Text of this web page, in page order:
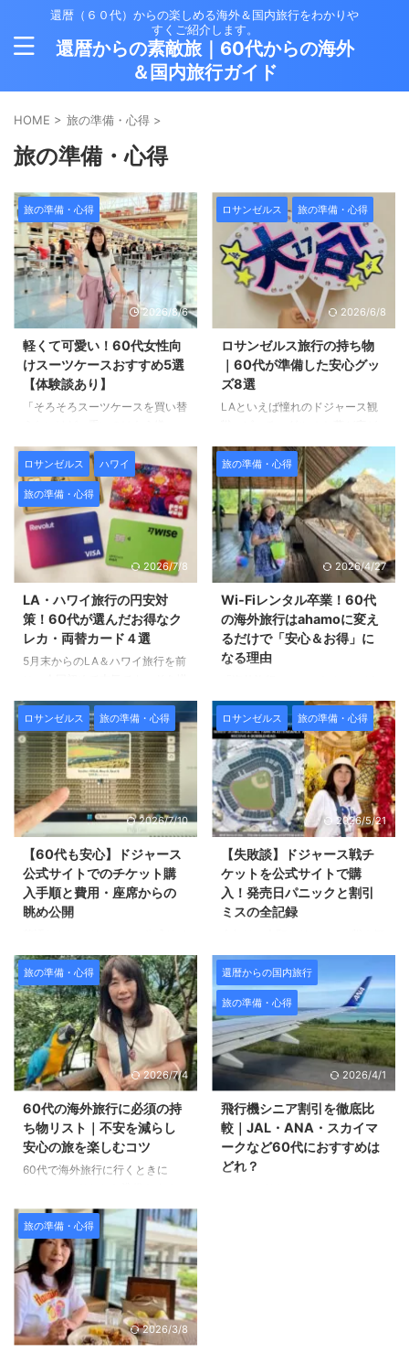
還暦（６０代）からの楽しめる海外＆国内旅行をわかりや
すくご紹介します。
還暦からの素敵旅｜60代からの海外
＆国内旅行ガイド
HOME > 旅の準備・心得 >
旅の準備・心得
旅の準備・心得
2026/8/6
軽くて可愛い！60代女性向
けスーツケースおすすめ5選
【体験談あり】
「そろそろスーツケースを買い替
「可愛くて、でもちゃんと使いや
すいものがいい」そんな声をよく
お聞きします。 旅の相棒である
スーツケースは、見た目の好みだ
けでなく軽さや収納のしやすさ、
ホテルの廊下や早朝の移動で気に
なる静音性まで、 意外とチェッ
クすべきポイントが多いもの。
この記事では、60代・70代の女
性、そしてお母様への旅行ギフト
を探している 娘さん世代にもお
すすめできる 軽くて可愛いスー
ツケースを5つ厳選してご紹介し
しやすい
静か 長く使 ...
ロサンゼルス 旅の準備・心得
2026/6/8
ロサンゼルス旅行の持ち物
｜60代が準備した安心グッ
ズ8選
LAといえば憧れのドジャース観
る一方で、60代の女性旅行者と
して治安面の不安は正直なとこ
ろ。 「夜にお腹が空いてもホテ
ルの外に出るのが怖いかも」
「ドジャーススタジアムで貴重品
どうしよう」 そんなリアルな心
配を解消しながら、安心して楽し
めるよう準備したアイテムをご紹
介します。 ハワイとのセット旅
行なので、ハワイでも使えるもの
を意識して選びました。 同じよ
うにLA＆ハワイを計画中の方に
も参考になれば嬉しいです。 ド
入場ルールに要注意！】 今回の
旅の ...
ロサンゼルス ハワイ
旅の準備・心得
2026/7/8
LA・ハワイ旅行の円安対
策！60代が選んだお得なク
レカ・両替カード４選
5月末からのLA＆ハワイ旅行を前
えました。 今は、ロサンゼルス
もハワイも円安物価高なので 抑
えるところは抑えてることで無駄
な出費を抑えることができます。
出費を抑えるのに一役買ってくれ
るのがクレジットカードやデビッ
トカード。 どう使うかによっ
て、 旅の快適さとコストが大き
く変わってきます。 「荷物宅配
費、両替手数料、移動費あちこち
で地味に出費していた」 なんて
ことにならないように LA旅行と
ハワイ旅行のために実際に準備し
「これを持っていけば快適 ...
旅の準備・心得
2026/4/27
Wi-Fiレンタル卒業！60代
の海外旅行はahamoに変え
るだけで「安心＆お得」に
なる理由
も一緒でしょ？」 ずっとそう思
っていましたが、 前回のオース
トラリア旅行でその考えがガラリ
と変わりました。 事件が起きた
のは、配車アプリ「DiDi」で移動
していた時のこと。 突然、スマ
ホの回線がプツンと切れてしまっ
たんです。 実は当時使っていた
Y!mobileの海外プランが、 いつ
の間にか期限切れに。 慌てて再
度申し込みをしようとしました
が、 肝心のネットが繋がらない
ので、もうお手上げ。 「目的地
どこを走っているのかもわからな
い！」 タクシーの中 ...
ロサンゼルス 旅の準備・心得
2026/7/10
【60代も安心】ドジャース
公式サイトでのチケット購
入手順と費用・座席からの
眺め公開
ト。 しかもドル表示、税別、キ
ャンセル不可・・・。 「本当に
これで合ってる？」 「押したら
終わり？」 購入ボタンを押すま
で手が震えました。 今回は、実
際にドジャース公式サイトからチ
ケットを購入した体験をもとに、
画面の流れ・おすすめ座席・価格
のリアル・失敗しないコツまで
すべて詳しくご紹介します。 こ
れから大谷翔平選手の試合を観に
行きたい方、 特に60代以上の方
は、ぜひ事前に読んでから挑戦し
ト失敗談はこちらをお読みくださ
い。 ▼自力 ...
ロサンゼルス 旅の準備・心得
2026/5/21
【失敗談】ドジャース戦チ
ケットを公式サイトで購
入！発売日パニックと割引
ミスの全記録
戦するため、 ロサンゼルスへ行
くことを決めました！ 60代！や
りたいことを後回しにはできませ
んし、 「大谷さんが大活躍して
いる今だからこそ試合を見た
い！」 と思い決意しました。 実
際の旅程はまだ先ですが、 発売
開始日にドジャース戦のチケット
を購入しました。 今回は2試合
分のチケットを公式サイトから購
入したのですが、 英語のサイト
での購入は緊張の連続。 この記
事では、実際にチケットを購入し
旅の準備・心得
2026/7/4
60代の海外旅行に必須の持
ち物リスト｜不安を減らし
安心の旅を楽しむコツ
60代で海外旅行に行くときに
がオススメです。 中には、出来
るだけ少ない荷物にして 現地調
達したり、あまり心配事がないと
いう方もいるかと思いますが、
この記事はなるべく、旅先で不安
になりたくないという方向けの記
事となります。 困っているとき
に「持っている」というのは大き
還暦からの国内旅行
旅の準備・心得
2026/4/1
飛行機シニア割引を徹底比
較｜JAL・ANA・スカイマ
ークなど60代におすすめは
どれ？
旅の準備・心得
2026/3/8